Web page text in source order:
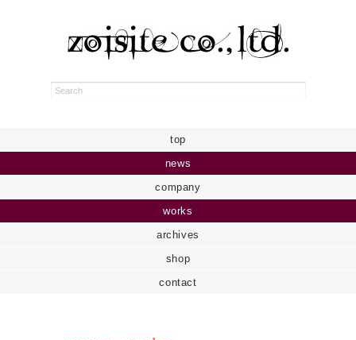
top
news
company
works
archives
shop
contact